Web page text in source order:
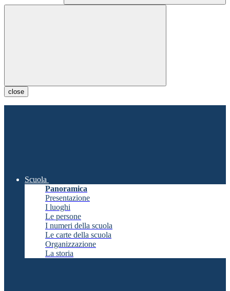
close
Scuola
Panoramica
Presentazione
I luoghi
Le persone
I numeri della scuola
Le carte della scuola
Organizzazione
La storia